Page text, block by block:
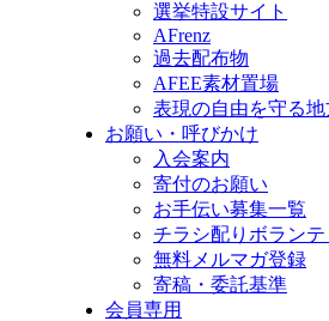
選挙特設サイト
AFrenz
過去配布物
AFEE素材置場
表現の自由を守る地
お願い・呼びかけ
入会案内
寄付のお願い
お手伝い募集一覧
チラシ配りボランテ
無料メルマガ登録
寄稿・委託基準
会員専用